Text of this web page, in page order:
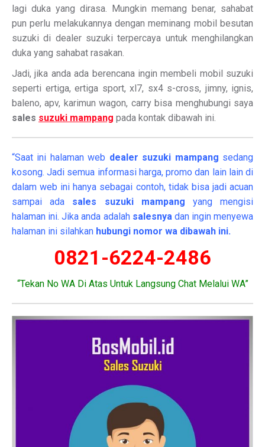
lagi duka yang dirasa. Mungkin memang benar, sahabat
pun perlu melakukannya dengan meminang mobil besutan
suzuki di dealer suzuki terpercaya untuk menghilangkan
duka yang sahabat rasakan.
Jadi, jika anda ada berencana ingin membeli mobil suzuki
seperti ertiga, ertiga sport, xl7, sx4 s-cross, jimny, ignis,
baleno, apv, karimun wagon, carry bisa menghubungi saya
sales suzuki mampang pada kontak dibawah ini.
“Saat ini halaman web dealer suzuki mampang sedang
kosong. Jadi semua informasi harga, promo dan lain lain di
dalam web ini hanya sebagai contoh, tidak bisa jadi acuan
sampai ada sales suzuki mampang yang mengisi
halaman ini. Jika anda adalah salesnyadan ingin menyewa
halaman ini silahkan hubungi nomor wa dibawah ini.
0821-6224-2486
“Tekan No WA Di Atas Untuk Langsung Chat Melalui WA”